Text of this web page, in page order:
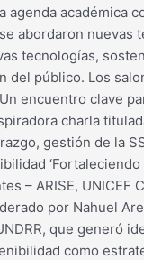
académica
abordaron nuevas
tecnologías,
del público. Los
encuentro clave
charla
gestión de la
– ARISE, UNICEF
por Nahuel
que generó
como